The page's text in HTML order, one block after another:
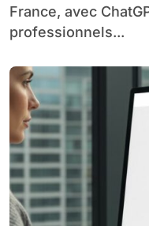
France, avec
professionnels...